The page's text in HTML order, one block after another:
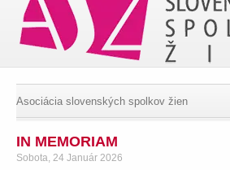
Asociácia slovenských spolkov žien
IN MEMORIAM
Sobota, 24 Január 2026